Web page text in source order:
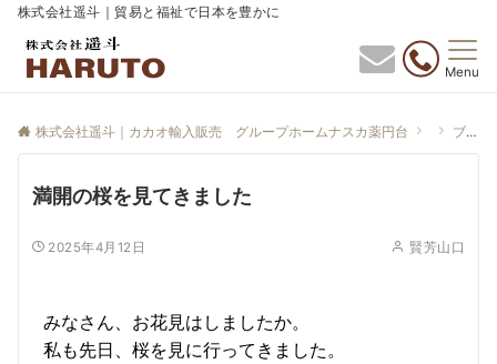
株式会社遥斗｜貿易と福祉で日本を豊かに
Menu
株式会社遥斗｜カカオ輸入販売 グループホームナスカ薬円台 ブログ
満開の桜を見てきました
2025年4月12日 賢芳山口
みなさん、お花見はしましたか。
私も先日、桜を見に行ってきました。